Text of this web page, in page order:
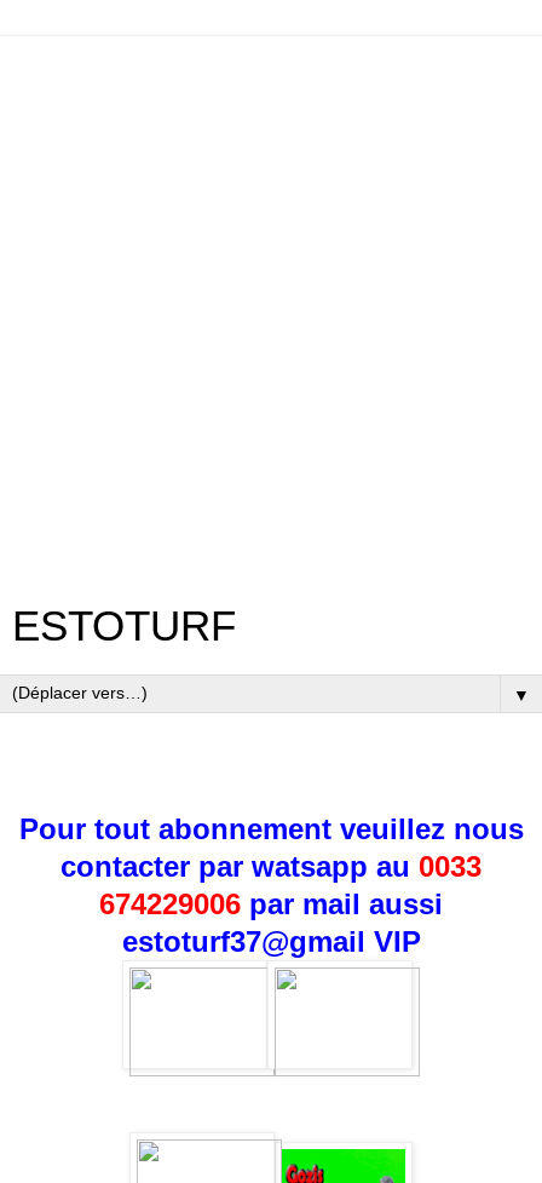
ESTOTURF
▼
Pour tout abonnement veuillez nous
contacter par watsapp au 0033
674229006 par mail aussi
estoturf37@gmail VIP